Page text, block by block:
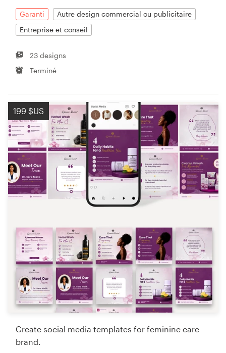
Garanti
Autre design commercial ou publicitaire
Entreprise et conseil
23 designs
Terminé
199 $US
Create social media templates for feminine care
brand.